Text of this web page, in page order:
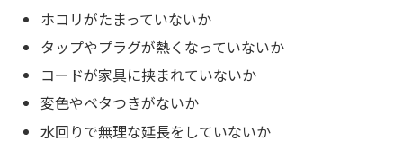
ホコリがたまっていないか
タップやプラグが熱くなっていないか
コードが家具に挟まれていないか
変色やベタつきがないか
水回りで無理な延長をしていないか